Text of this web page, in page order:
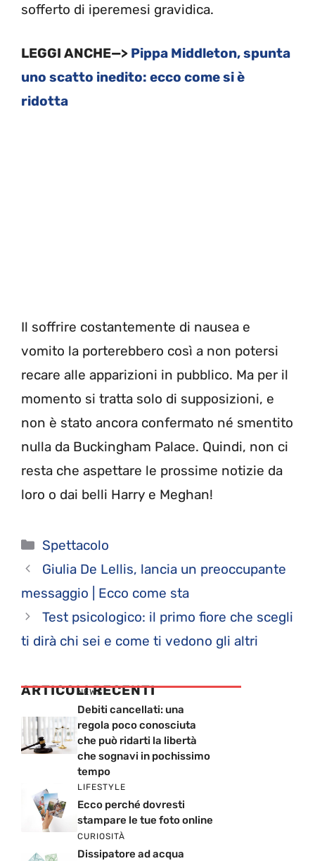
sofferto di iperemesi gravidica.
LEGGI ANCHE—> Pippa Middleton, spunta
uno scatto inedito: ecco come si è
ridotta
Il soffrire costantemente di nausea e
vomito la porterebbero così a non potersi
recare alle apparizioni in pubblico. Ma per il
momento si tratta solo di supposizioni, e
non è stato ancora confermato né smentito
nulla da Buckingham Palace. Quindi, non ci
resta che aspettare le prossime notizie da
loro o dai belli Harry e Meghan!
Categorie
Spettacolo
Giulia De Lellis, lancia un preoccupante
messaggio | Ecco come sta
Test psicologico: il primo fiore che scegli
ti dirà chi sei e come ti vedono gli altri
ARTICOLI RECENTI
NEWS
Debiti cancellati: una
regola poco conosciuta
che può ridarti la libertà
che sognavi in pochissimo
tempo
LIFESTYLE
Ecco perché dovresti
stampare le tue foto online
CURIOSITÀ
Dissipatore ad acqua